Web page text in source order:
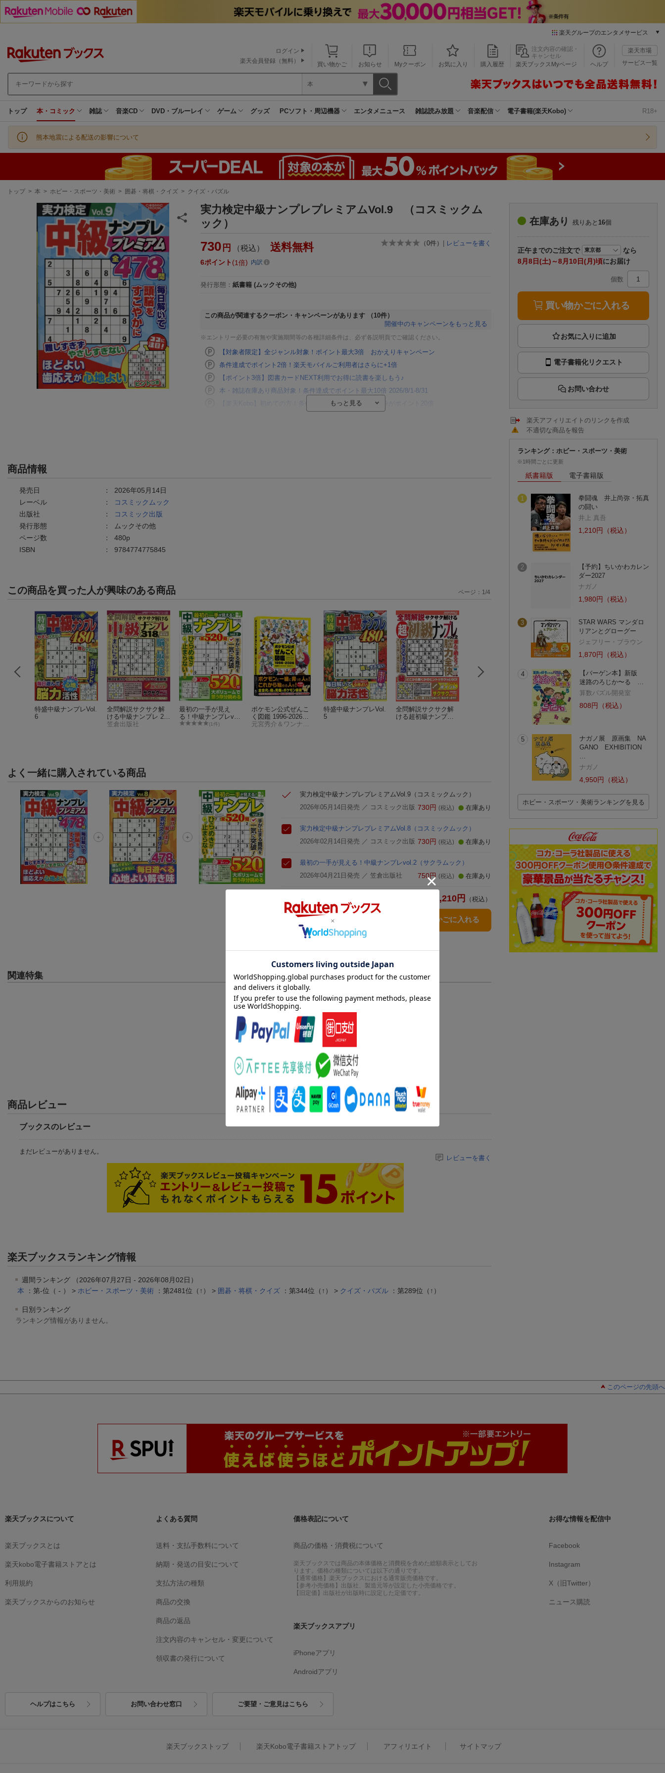
楽天グループのエンタメサービス
本/ゲーム/CD/DVD
楽天ブックス
楽天Kobo
楽天チケット
エンタメニュース
推し楽
買い物かご お知らせ Myクーポン お気に入り 購入履歴
注文内容の確認・
キャンセル
楽天ブックスMyページ
ヘルプ
楽天市場
サービス一覧
ログイン
楽天会員登録（無料）
本
トップ 本・コミック 雑誌 音楽CD DVD・ブルーレイ ゲーム グッズ PCソフト・周辺機器 エンタメニュース 雑誌読み放題 音楽配信 電子書籍(楽天Kobo) R18+
熊本地震による配送の影響について
現
トップ > 本 > ホビー・スポーツ・美術 > 囲碁・将棋・クイズ > クイズ・パズル
実力検定中級ナンプレプレミアムVol.9 （コスミックム
ック）
（0件） | レビューを書く
730 円 （税込） 送料無料
6ポイント 1倍 内訳
発行形態 ： 紙書籍 (ムックその他)
この商品が関連するクーポン・キャンペーンがあります
（10件）
開催中のキャンペーンをもっと見る
※エントリー必要の有無や実施期間等の各種詳細条件は、必ず各説明頁でご確認ください。
【対象者限定】全ジャンル対象！ポイント最大3倍 おかえりキャンペーン
条件達成でポイント2倍！楽天モバイルご利用者はさらに+1倍
【ポイント3倍】図書カードNEXT利用でお得に読書を楽しもう♪
本・雑誌在庫あり商品対象！条件達成でポイント最大10倍 2026/8/1-8/31
【楽天Kobo】初めての方！条件達成で楽天ブックス購入分がポイント20倍
商品情報
発売日 ： 2026年05月14日
レーベル
：
コスミックムック
出版社
：
コスミック出版
発行形態
：
ムックその他
ページ数
： 480p
ISBN
： 9784774775845
この商品を買った人が興味のある商品
特盛中級ナンプレVol.
6
全問解説サクサク解
ける中級ナンプレ 20
26年 8月号 [雑誌]
笠倉出版社
最初の一手が見え
る！中級ナンプレvol.
2
(1件)
ポケモン公式ぜんこ
く図鑑 1996-2026
（-）
特盛中級ナンプレVol.
5
全問解説サクサク解
ける超初級ナンプレv
最初の一手が見え
る！中級ナンプレvol.
3
世界一わかりや
ページ： 1 /4
よく一緒に購入されている商品
実力検定中級ナンプレプレミアムVol.9（コスミックムック）
2026年05月14日発売 ／ コスミック出版 730円 (税込) 在庫あり
実力検定中級ナンプレプレミアムVol.8（コスミックムック）
2026年02月14日発売 ／ コスミック出版 730円 (税込) 在庫あり
最初の一手が見える！中級ナンプレvol.2（サクラムック）
2026年04月21日発売 ／ 笠倉出版社 750円 (税込) 在庫あり
2,210 円 （税込）
3点とも買い物かごに入れる
関連特集
商品レビュー
ブックスのレビュー
まだレビューがありません。
レビューを書く
楽天ブックスランキング情報
週間ランキング （2026年07月27日 - 2026年08月02日）
本 ：第-位（ - ） > ホビー・スポーツ・美術 ：第2481位（↑） > 囲碁・将棋・クイズ ：第344位（↑） > クイズ・パズル ：第289位（↑）
日別ランキング
ランキング情報がありません。
在庫あり 残りあと 16個
正午までのご注文で
なら
8月8日(土)～8月10日(月)頃にお届け
個数
買い物かごに入れる
電子書籍化リクエスト
お問い合わせ
楽天アフィリエイトのリンクを作成
不適切な商品を報告
ランキング：ホビー・スポーツ・美術
※1時間ごとに更新
紙書籍版 電子書籍版
1
拳闘魂 井上尚弥・拓真
の闘い
井上 真吾
1,210円（税込）
2
【予約】ちいかわカレン
ダー2027
ナガノ
1,980円（税込）
3
STAR WARS マンダロ
リアンとグローグー
ジェフリー・ブラウン
1,870円（税込）
4
【バーゲン本】新版
迷路のろじか〜る …
算数パズル開発室
808円（税込）
5
ナガノ展 原画集 NA
GANO EXHIBITION
ナガノ
4,950円（税込）
ホビー・スポーツ・美術ランキングを見る
このページの先頭へ
楽天ブックスについて
楽天ブックスとは
楽天kobo電子書籍ストアとは
利用規約
楽天ブックスからのお知らせ
よくある質問
送料・支払手数料について
納期・発送の目安について
支払方法の種類
商品の交換
商品の返品
注文内容のキャンセル・変更について
領収書の発行について
価格表記について
商品の価格・消費税について
楽天ブックスでは商品の本体価格と消費税を含めた総額表示としてお
ります。価格の種類については以下の通りです。
【通常価格】楽天ブックスにおける通常販売価格です。
【参考小売価格】出版社、製造元等が設定した小売価格です。
【旧定価】出版社が出版時に設定した定価です。
楽天ブックスアプリ
iPhoneアプリ
Androidアプリ
お得な情報を配信中
Facebook
Instagram
X（旧Twitter）
ニュース購読
ヘルプはこちら お問い合わせ窓口 ご要望・ご意見はこちら
楽天ブックストップ 楽天Kobo電子書籍ストアトップ アフィリエイト サイトマップ